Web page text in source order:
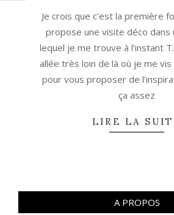
Je crois que c’est la première
propose une visite déco dans
lequel je me trouve à l’instant
allée très loin de là où je me
pour vous proposer de
ça assez
LIRE LA
A PROPOS